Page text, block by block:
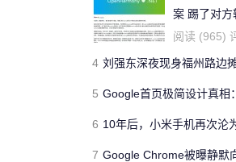
案 踢了对方
阅读 (965)
4 刘强东深夜现身福州路边摊 嗦
5 Google首页极简设计真相：不是追求美
6 10年后，小米手机再次沦
7 Google Chrome被曝静默向用户设